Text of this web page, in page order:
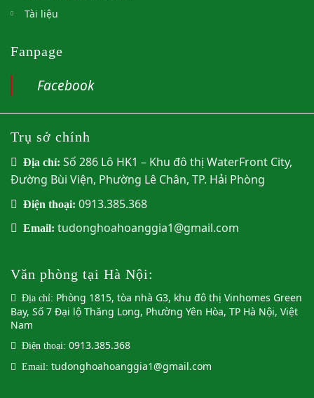
Tài liệu
Fanpage
Facebook
Trụ sở chính
Địa chỉ: Số 286 Lô HK1 – Khu đô thị WaterFront City,
Đường Bùi Viện, Phường Lê Chân, TP. Hải Phòng
Điện thoại: 0913.385.368
Email: tudonghoahoanggia1@gmail.com
Văn phòng tại Hà Nội:
Địa chỉ: Phòng 1815, tòa nhà G3, khu đô thị Vinhomes Green
Bay, Số 7 Đại lộ Thăng Long, Phường Yên Hòa, TP Hà Nội, Việt
Nam
Điện thoại: 0913.385.368
Email: tudonghoahoanggia1@gmail.com